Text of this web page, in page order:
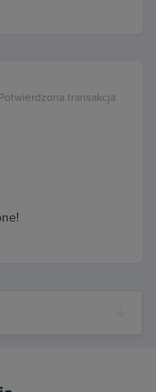
Potwierdzona transakcja